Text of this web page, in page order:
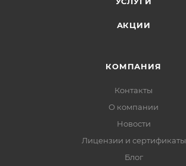
АКЦИИ
КОМПАНИЯ
Контакты
О компании
Новости
Лицензии и сертификаты
Блог